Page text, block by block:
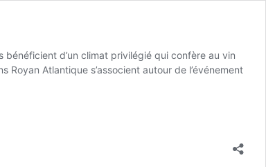
bénéficient d’un climat privilégié qui confère au vin
Atlantique s’associent autour de l’événement